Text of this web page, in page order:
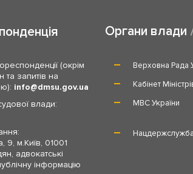
(окрім
запитів на
info
dmsu.gov.ua
влади:
9, м.Київ, 01001
адвокатські
інформацію
Органи влади
Верховна Рада
Кабінет
МВС України
Нацдержслужба